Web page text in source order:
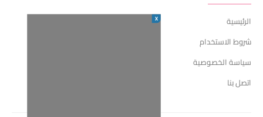
الرئيسية
شروط الاستخدام
سياسة الخصوصية
اتصل بنا
X